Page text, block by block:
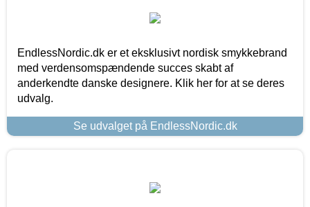
EndlessNordic.dk er et eksklusivt nordisk smykkebrand
med verdensomspændende succes skabt af
anderkendte danske designere. Klik her for at se deres
udvalg.
Se udvalget på EndlessNordic.dk